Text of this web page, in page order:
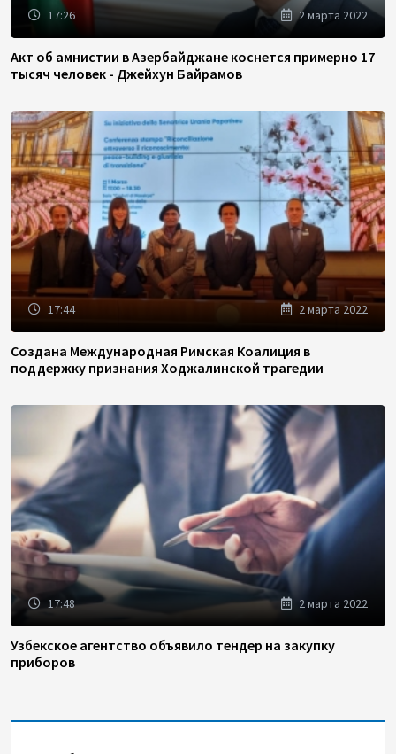
17:26 2 марта 2022
Акт об амнистии в Азербайджане коснется примерно 17
тысяч человек - Джейхун Байрамов
17:44 2 марта 2022
Создана Международная Римская Коалиция в
поддержку признания Ходжалинской трагедии
17:48 2 марта 2022
Узбекское агентство объявило тендер на закупку
приборов